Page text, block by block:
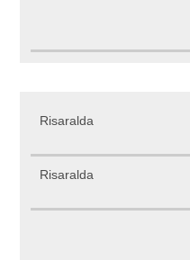
Risaralda
Risaralda